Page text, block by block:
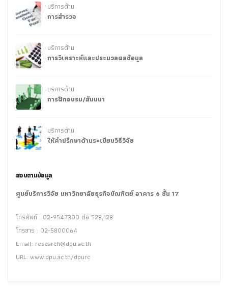
บริการด้าน
การสำรวจ
บริการด้าน
การวิเคราะห์และประมวลผลข้อมูล
บริการด้าน
การฝึกอบรม/สัมมนา
บริการด้าน
ให้คำปรึกษาด้านระเบียบวิธีวิจัย
สอบถามข้อมูล
ศูนย์บริการวิจัย มหาวิทยาลัยธุรกิจบัณฑิตย์ อาคาร 6 ชั้น 17
โทรศัพท์ : 02-9547300 ต่อ 528,128
โทรสาร : 02-5800064
Email: research@dpu.ac.th
URL: www.dpu.ac.th/dpurc